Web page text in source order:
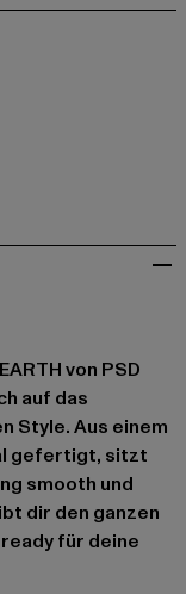
von PSD
auf das
Style. Aus einem
gefertigt, sitzt
smooth und
dir den ganzen
für deine